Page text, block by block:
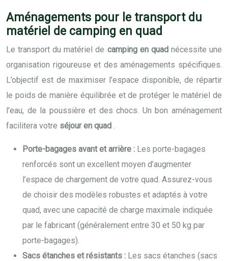
Aménagements pour le transport du
matériel de camping en quad
Le transport du matériel de camping en quad nécessite une
organisation rigoureuse et des aménagements spécifiques.
L’objectif est de maximiser l’espace disponible, de répartir
le poids de manière équilibrée et de protéger le matériel de
l’eau, de la poussière et des chocs. Un bon aménagement
facilitera votre séjour en quad
Porte-bagages avant et arrière : Les porte-bagages
renforcés sont un excellent moyen d’augmenter
l’espace de chargement de votre quad. Assurez-vous
de choisir des modèles robustes et adaptés à votre
quad, avec une capacité de charge maximale indiquée
par le fabricant (généralement entre 30 et 50 kg par
porte-bagages).
Sacs étanches et résistants : Les sacs étanches (sacs